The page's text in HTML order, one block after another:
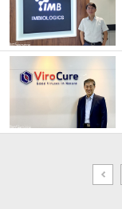
이
전